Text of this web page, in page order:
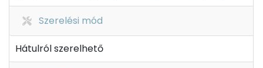
Szerelési mód
Hátulról szerelhető